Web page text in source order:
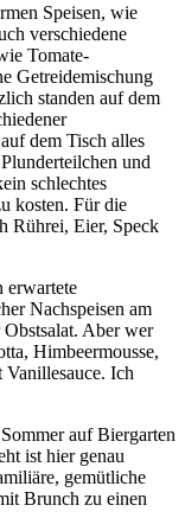
Speisen, wie
verschiedene
Tomate-
Getreidemischung
standen auf dem
dem Tisch alles
und
schlechtes
kosten. Für die
Rührei, Eier, Speck
erwartete
Nachspeisen am
Aber wer
Himbeermousse,
Ich
auf Biergarten
ist hier genau
gemütliche
Brunch zu einen